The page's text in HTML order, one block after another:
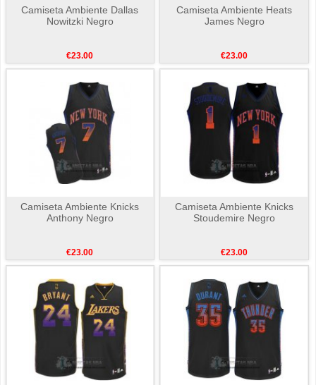
Camiseta Ambiente Dallas
Nowitzki Negro
€23.00
Camiseta Ambiente Heats
James Negro
€23.00
Camiseta Ambiente Knicks
Anthony Negro
€23.00
Camiseta Ambiente Knicks
Stoudemire Negro
€23.00